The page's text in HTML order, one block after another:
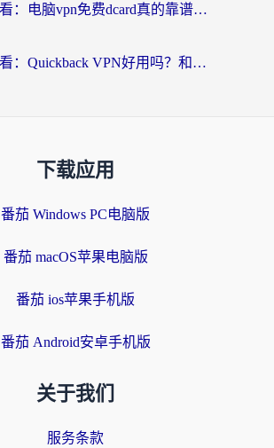
海外党必看：电脑vpn免费dcard真的靠谱吗？教你选对回国加速器无缝访问国内资源
海外党必看：Quickback VPN好用吗？和小黑牛VPN对比哪个回国效果更好？附真实体验+避坑指南
下载应用
番茄 Windows PC电脑版
番茄 macOS苹果电脑版
番茄 ios苹果手机版
番茄 Android安卓手机版
关于我们
服务条款